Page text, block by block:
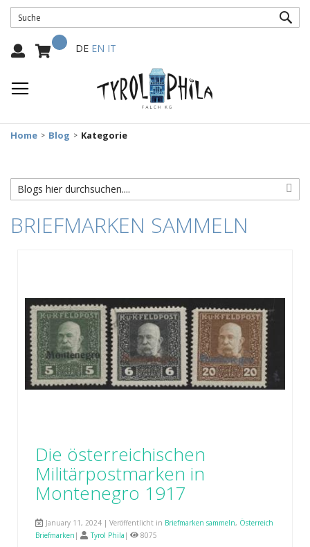
Mein Warenkorb
Select
DE EN IT
Home Blog Kategorie
BRIEFMARKEN SAMMELN
Die österreichischen
Militärpostmarken in
Montenegro 1917
January 11, 2024 | Veröffentlicht in Briefmarken sammeln, Österreich
Briefmarken | Tyrol Phila | 8075